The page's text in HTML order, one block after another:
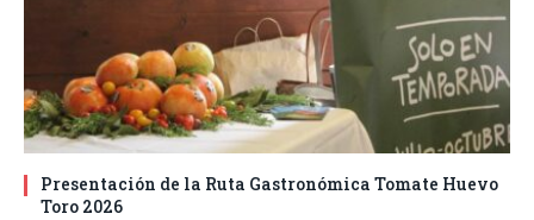
Presentación de la Ruta Gastronómica Tomate Huevo
Toro 2026